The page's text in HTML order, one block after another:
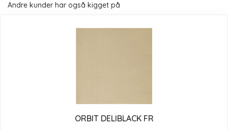
Andre kunder har også kigget på
ORBIT DELIBLACK FR